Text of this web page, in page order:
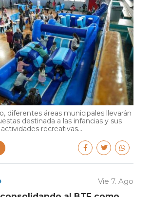
diferentes áreas municipales llevarán
destinada a las infancias y sus
recreativas...
Vie 7. Ago